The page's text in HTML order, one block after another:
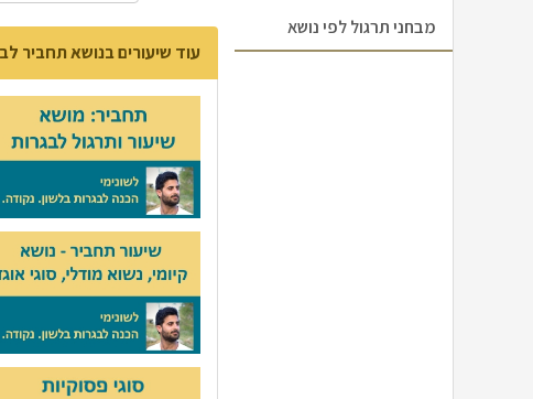
מבחני תרגול לפי נושא
עוד שיעורים בנושא תחביר